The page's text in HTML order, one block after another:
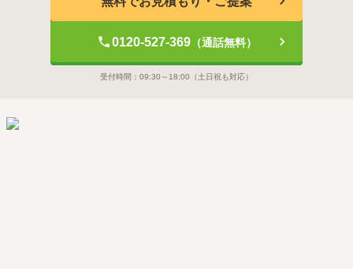
0120-527-369（通話無料）
受付時間： 09:30～18:00 （土日祝も対応）